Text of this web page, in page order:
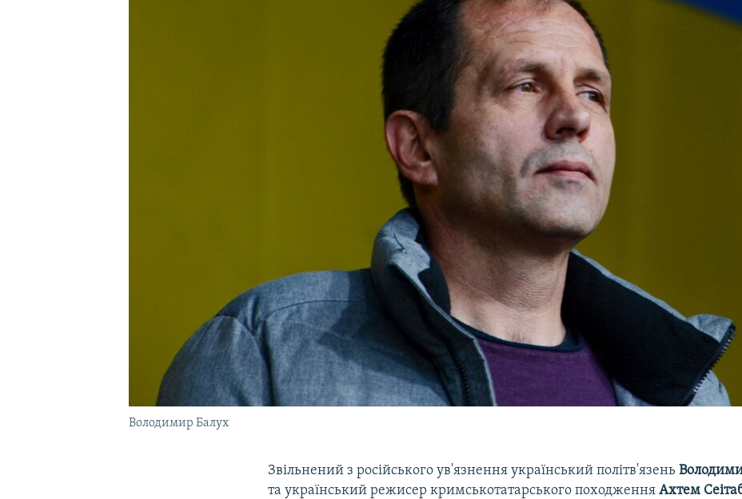
Володимир Балух
Звільнений з російського ув'язнення український політв'язень
та український режисер кримськотатарського походження Ахтем